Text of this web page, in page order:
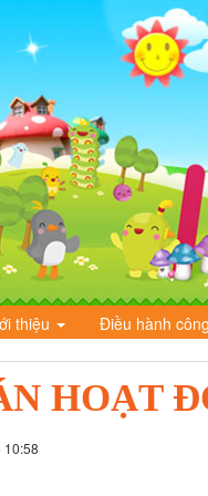
thiệu Điều hành
HOẠT
10:58